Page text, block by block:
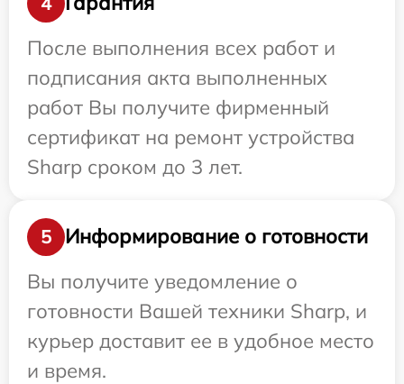
После выполнения всех работ и
подписания акта выполненных
работ Вы получите фирменный
сертификат на ремонт устройства
Sharp сроком до 3 лет.
5
Информирование о готовности
Вы получите уведомление о
готовности Вашей техники Sharp, и
курьер доставит ее в удобное место
и время.